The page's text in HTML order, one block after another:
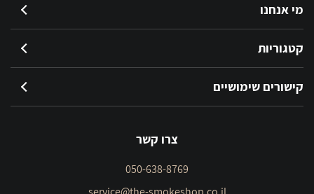
מי אנחנו
קטגוריות
קישורים שימושיים
צרו קשר
050-638-8769